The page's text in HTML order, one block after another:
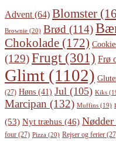
Advent (64) Blomster
Brownie (20) Brød (114)
Chokolade (172)
(129)Frugt (301) Frø
Glimt (1102)
(27) Høns (41) Jul (105) Kiks
Marcipan (132) Muffins (19)
(53) Nyt træhus (46) Nødder
four (27) Pizza (20) Rejser og ferier